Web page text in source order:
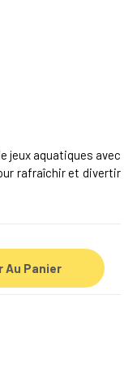
jeux aquatiques avec
rafraîchir et divertir
Au Panier